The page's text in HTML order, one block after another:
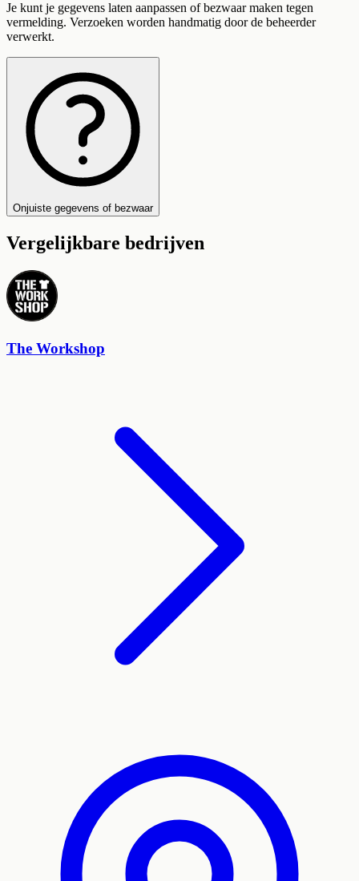
Je kunt je gegevens laten aanpassen of bezwaar maken tegen
vermelding. Verzoeken worden handmatig door de beheerder
verwerkt.
Onjuiste gegevens of bezwaar
Vergelijkbare bedrijven
The Workshop